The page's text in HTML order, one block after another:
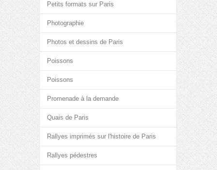
Petits formats sur Paris
Photographie
Photos et dessins de Paris
Poissons
Poissons
Promenade à la demande
Quais de Paris
Rallyes imprimés sur l'histoire de Paris
Rallyes pédestres